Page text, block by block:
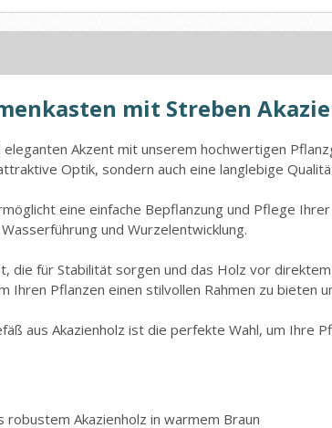
mit Streben
Akzent mit unserem hochwertigen
Optik, sondern auch eine langlebige
eine einfache Bepflanzung und Pflege
und Wurzelentwicklung.
für Stabilität sorgen und das Holz vor
Pflanzen einen stilvollen Rahmen zu bieten
aus Akazienholz ist die perfekte Wahl, um Ihre
Akazienholz in warmem Braun